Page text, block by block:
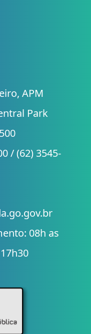
APM
Park
/ (62) 3545-
08h as